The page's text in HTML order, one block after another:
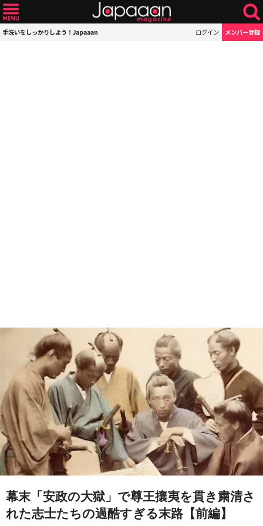
手洗いをしっかりしよう！Japaaan ログイン メンバー登録
幕末「安政の大獄」で尊王攘夷を貫き粛清さ
れた志士たちの過酷すぎる末路【前編】